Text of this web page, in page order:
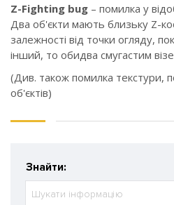
Z-Fighting bug – помилка у
Два об'єкти мають близьку Z-
залежності від точки огляду,
інший, то обидва смугастим
(Див. також помилка текстури,
об'єктів)
Знайти: